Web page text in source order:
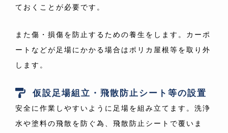
ておくことが必要です。
また傷・損傷を防止するための養生をします。カーポ
ートなどが足場にかかる場合はポリカ屋根等を取り外
します。
仮設足場組立・飛散防止シート等の設置
安全に作業しやすいように足場を組み立てます。洗浄
水や塗料の飛散を防ぐ為、飛散防止シートで覆いま